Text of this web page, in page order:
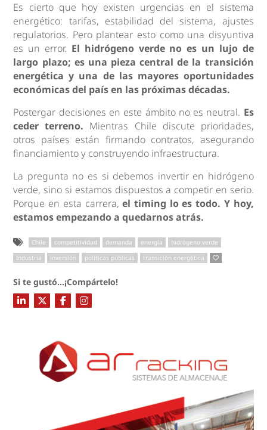
Es cierto que hoy existen urgencias en el sistema
energético: tarifas, estabilidad del sistema, ajustes
regulatorios. Pero plantear esto como una disyuntiva
es un error. El hidrógeno verde no es un lujo de
largo plazo; es una pieza central de la transición
energética y una de las mayores oportunidades
económicas del país en las próximas décadas.
Postergar decisiones en este ámbito no es neutral. Es
ceder terreno. Mientras Chile discute prioridades,
otros países están firmando contratos, asegurando
financiamiento y construyendo infraestructura.
La pregunta no es si debemos invertir en hidrógeno
verde, sino si estamos dispuestos a competir en serio.
Porque en esta carrera,el timing lo es todo. Y hoy,
estamos empezando a quedarnos atrás.
Chile competitividad demanda energía
hidrógeno verde
Industria
inversión políticas públicas transición energética
Si te gustó...¡Compártelo!